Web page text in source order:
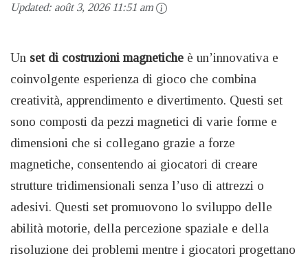
Updated: août 3, 2026 11:51 am
Un set di costruzioni magnetiche è un’innovativa e
coinvolgente esperienza di gioco che combina
creatività, apprendimento e divertimento. Questi set
sono composti da pezzi magnetici di varie forme e
dimensioni che si collegano grazie a forze
magnetiche, consentendo ai giocatori di creare
strutture tridimensionali senza l’uso di attrezzi o
adesivi. Questi set promuovono lo sviluppo delle
abilità motorie, della percezione spaziale e della
risoluzione dei problemi mentre i giocatori progettano